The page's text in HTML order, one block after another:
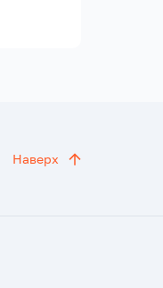
Наверх